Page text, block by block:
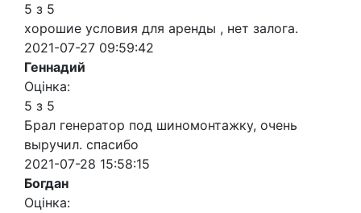
5 з 5
хорошие условия для аренды , нет залога.
2021-07-27 09:59:42
Геннадий
Оцінка:
5 з 5
Брал генератор под шиномонтажку, очень
выручил. спасибо
2021-07-28 15:58:15
Богдан
Оцінка: